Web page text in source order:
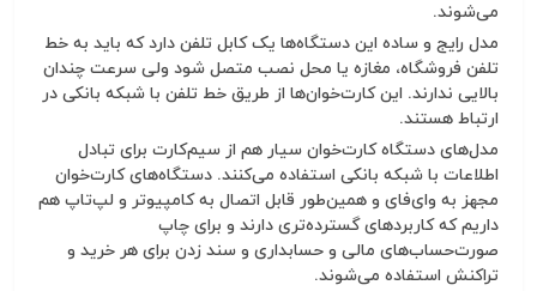
می‌شوند.
مدل رایج و ساده این دستگاه‌ها یک کابل تلفن دارد که باید به خط
تلفن فروشگاه، مغازه یا محل نصب متصل شود ولی سرعت چندان
بالایی ندارند. این کارت‌خوان‌ها از طریق خط تلفن با شبکه بانکی در
ارتباط هستند.
مدل‌های دستگاه کارت‌خوان سیار هم از سیم‌کارت برای تبادل
اطلاعات با شبکه بانکی استفاده می‌کنند. دستگاه‌های کارت‌خوان
مجهز به وای‌فای و همین‌طور قابل اتصال به کامپیوتر و لپ‌تاپ هم
داریم که کاربردهای گسترده‌تری دارند و برای چاپ
صورت‌حساب‌های مالی و حسابداری و سند زدن برای هر خرید و
تراکنش استفاده می‌شوند.